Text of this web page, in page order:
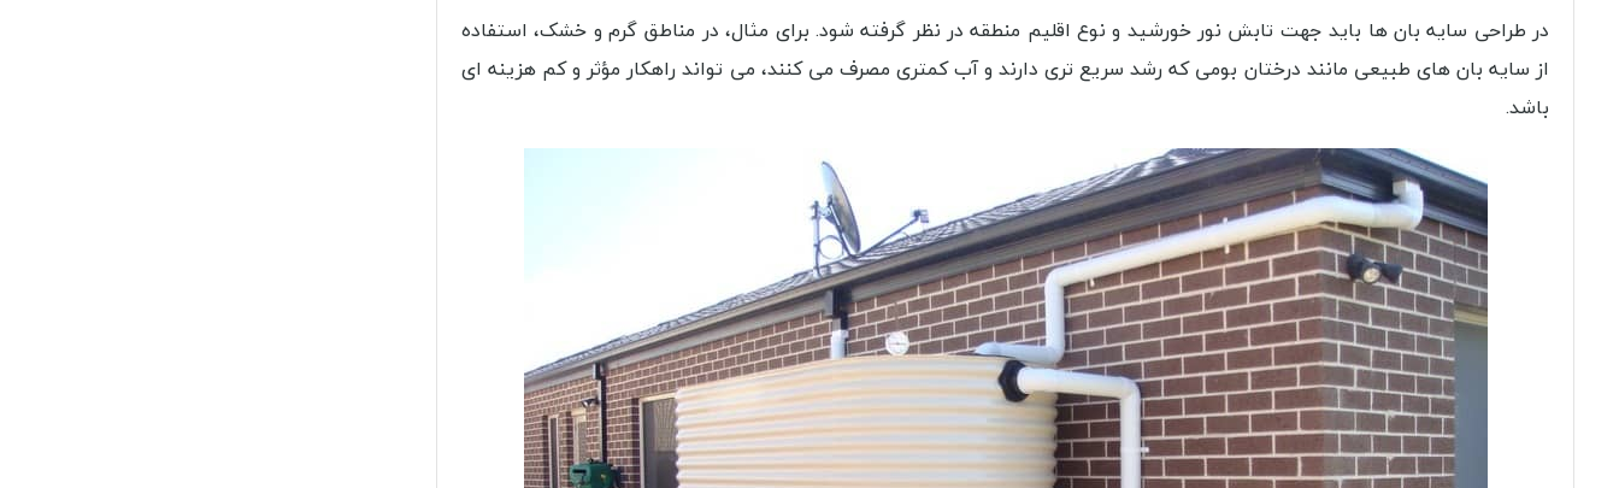
در طراحی سایه‌ بان‌ ها باید جهت تابش نور خورشید و نوع اقلیم منطقه در نظر گرفته شود. برای مثال، در مناطق گرم و خشک، استفاده
از سایه‌ بان‌ های طبیعی مانند درختان بومی که رشد سریع‌ تری دارند و آب کمتری مصرف می کنند، می‌ تواند راهکار مؤثر و کم هزینه ای
باشد.